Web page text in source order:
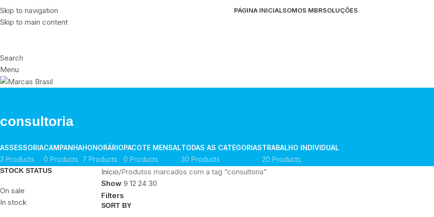
Skip to navigation
Skip to main content
PÁGINA INICIALSOMOS MBRSOLUÇÕES
Search
Menu
consultoria
ASSESSORIA
3 Products
CAMPANHA
0 Products
HONORÁRIO
7 Products
PACOTE MENSAL
0 Products
TODAS AS CATEGORIAS
30 Products
TRABALHO INDIVIDUAL
20 Products
STOCK STATUS
On sale
In stock
Início Produtos marcados com a tag “consultoria”
Show 9 12 24 30
Filters
SORT BY